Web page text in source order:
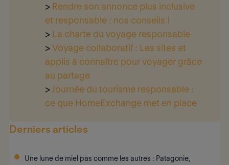
> Rendre son annonce plus inclusive
et responsable : nos conseils !
> La charte du voyage responsable
>Voyage collaboratif : Les sites et
applis à connaître pour voyager grâce
au partage
>Journée du tourisme responsable :
ce que HomeExchange met en place
Derniers articles
Une lune de miel pas comme les autres : Patagonie,